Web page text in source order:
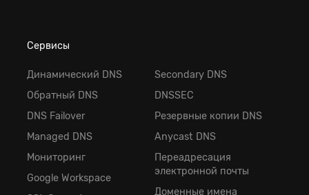
Сервисы
Динамический DNS
Обратный DNS
DNS Failover
Managed DNS
Мониторинг
Google Workspace
Secondary DNS
DNSSEC
Резервные копии DNS
Anycast DNS
Переадресация
электронной почты
Доменные имена